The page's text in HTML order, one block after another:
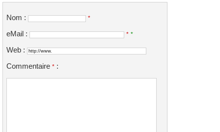
Nom : *
eMail : * *
Web :
Commentaire * :